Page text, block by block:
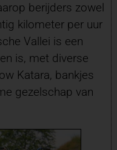
berijders zowel
kilometer per uur
Vallei is een
is, met diverse
Katara, bankjes
gezelschap van